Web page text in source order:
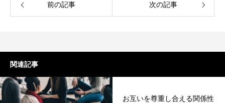
前の記事 次の記事
関連記事
お互いを尊重し合える関係性